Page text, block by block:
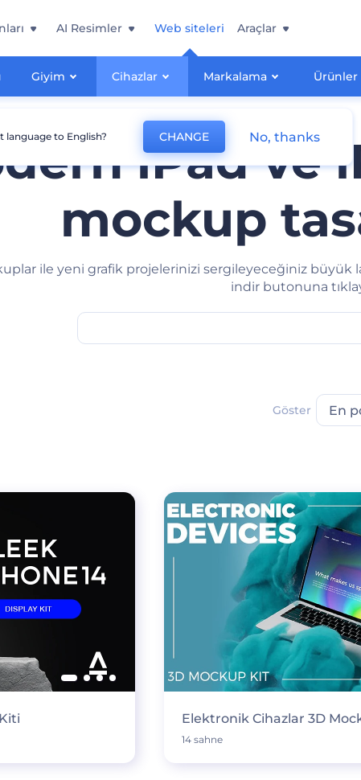
AI Resimler Web siteleri
Giyim Cihazlar Markalama Ürünler
Araçlar
iPad ve
mockup
ile yeni grafik projelerinizi sergileyeceğiniz büyük
indir butonuna
Göster En
Elektronik Cihazlar 3D
14 sahne
language to English? CHANGE No, thanks